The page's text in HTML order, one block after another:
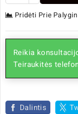
Pridėti Prie
Reikia
Teiraukitės
Dalintis